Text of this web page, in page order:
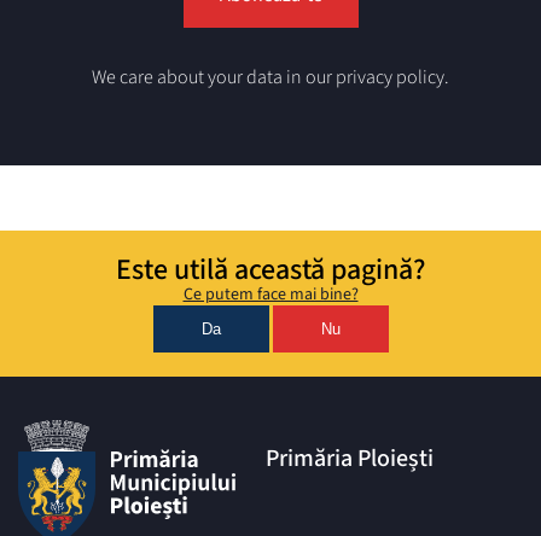
We care about your data in our privacy policy.
Este utilă această pagină?
Ce putem face mai bine?
Da Nu
Primăria Ploiești